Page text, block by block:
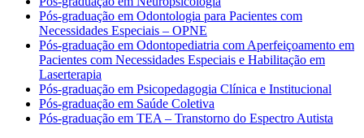
Pós-graduação em Odontologia para Pacientes com
Necessidades Especiais – OPNE
Pós-graduação em Odontopediatria com Aperfeiçoamento em
Pacientes com Necessidades Especiais e Habilitação em
Laserterapia
Pós-graduação em Psicopedagogia Clínica e Institucional
Pós-graduação em Saúde Coletiva
Pós-graduação em TEA – Transtorno do Espectro Autista